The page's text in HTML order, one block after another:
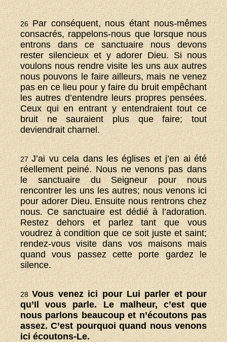
26Par conséquent, nous étant nous-mêmes
consacrés, rappelons-nous que lorsque nous
entrons dans ce sanctuaire nous devons
rester silencieux et y adorer Dieu. Si nous
voulons nous rendre visite les uns aux autres
nous pouvons le faire ailleurs, mais ne venez
pas en ce lieu pour y faire du bruit empêchant
les autres d’entendre leurs propres pensées.
Ceux qui en entrant y entendraient tout ce
bruit ne sauraient plus que faire; tout
deviendrait charnel.
27J’ai vu cela dans les églises et j’en ai été
réellement peiné. Nous ne venons pas dans
le sanctuaire du Seigneur pour nous
rencontrer les uns les autres; nous venons ici
pour adorer Dieu. Ensuite nous rentrons chez
nous. Ce sanctuaire est dédié à l’adoration.
Restez dehors et parlez tant que vous
voudrez à condition que ce soit juste et saint;
rendez-vous visite dans vos maisons mais
quand vous passez cette porte gardez le
silence.
28Vous venez ici pour Lui parler et pour
qu’Il vous parle. Le malheur, c’est que
nous parlons beaucoup et n’écoutons pas
assez. C’est pourquoi quand nous venons
ici écoutons-Le.